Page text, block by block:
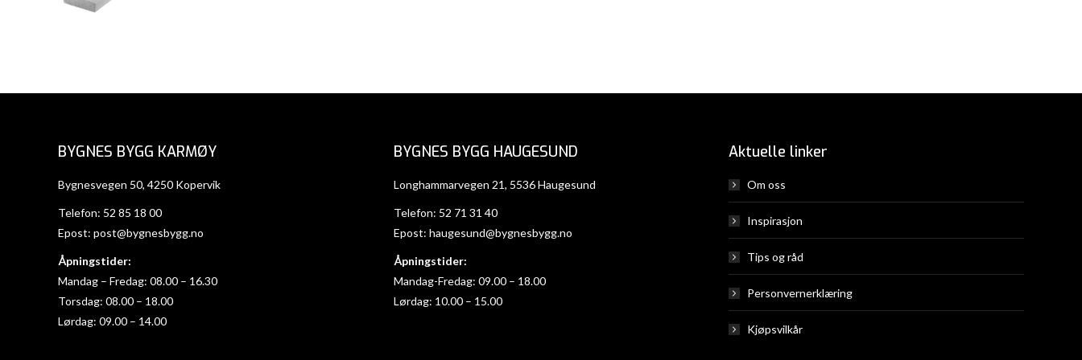
BYGNES BYGG KARMØY
Bygnesvegen 50, 4250 Kopervik
Telefon: 52 85 18 00
Epost: post@bygnesbygg.no
Åpningstider:
Mandag – Fredag: 08.00 – 16.30
Torsdag: 08.00 – 18.00
Lørdag: 09.00 – 14.00
BYGNES BYGG HAUGESUND
Longhammarvegen 21, 5536 Haugesund
Telefon: 52 71 31 40
Epost: haugesund@bygnesbygg.no
Åpningstider:
Mandag-Fredag: 09.00 – 18.00
Lørdag: 10.00 – 15.00
Aktuelle linker
Om oss
Inspirasjon
Tips og råd
Personvernerklæring
Kjøpsvilkår